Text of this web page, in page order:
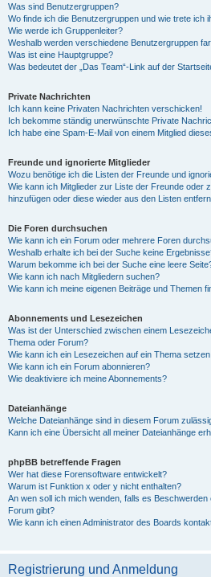
Was sind Benutzergruppen?
Wo finde ich die Benutzergruppen und wie trete ich
Wie werde ich Gruppenleiter?
Weshalb werden verschiedene Benutzergruppen
Was ist eine Hauptgruppe?
Was bedeutet der „Das Team“-Link auf der
Private Nachrichten
Ich kann keine Privaten Nachrichten verschicken!
Ich bekomme ständig unerwünschte Private
Ich habe eine Spam-E-Mail von einem Mitglied
Freunde und ignorierte Mitglieder
Wozu benötige ich die Listen der Freunde und
Wie kann ich Mitglieder zur Liste der Freunde oder
hinzufügen oder diese wieder aus den Listen
Die Foren durchsuchen
Wie kann ich ein Forum oder mehrere Foren
Weshalb erhalte ich bei der Suche keine
Warum bekomme ich bei der Suche eine leere
Wie kann ich nach Mitgliedern suchen?
Wie kann ich meine eigenen Beiträge und Themen
Abonnements und Lesezeichen
Was ist der Unterschied zwischen einem
Thema oder Forum?
Wie kann ich ein Lesezeichen auf ein Thema
Wie kann ich ein Forum abonnieren?
Wie deaktiviere ich meine Abonnements?
Dateianhänge
Welche Dateianhänge sind in diesem Forum
Kann ich eine Übersicht all meiner Dateianhänge
phpBB betreffende Fragen
Wer hat diese Forensoftware entwickelt?
Warum ist Funktion x oder y nicht enthalten?
An wen soll ich mich wenden, falls es
Forum gibt?
Wie kann ich einen Administrator des Boards
Registrierung und Anmeldung